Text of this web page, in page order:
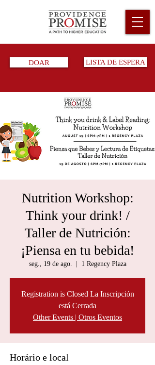
DOAR LISTA DE ESPERA
Nutrition Workshop:
Think your drink! /
Taller de Nutrición:
¡Piensa en tu bebida!
seg., 19 de ago. 1 Regency Plaza
Registration is Closed La Inscripción
está Cerrada
Other Events | Otros Eventos
Horário e local